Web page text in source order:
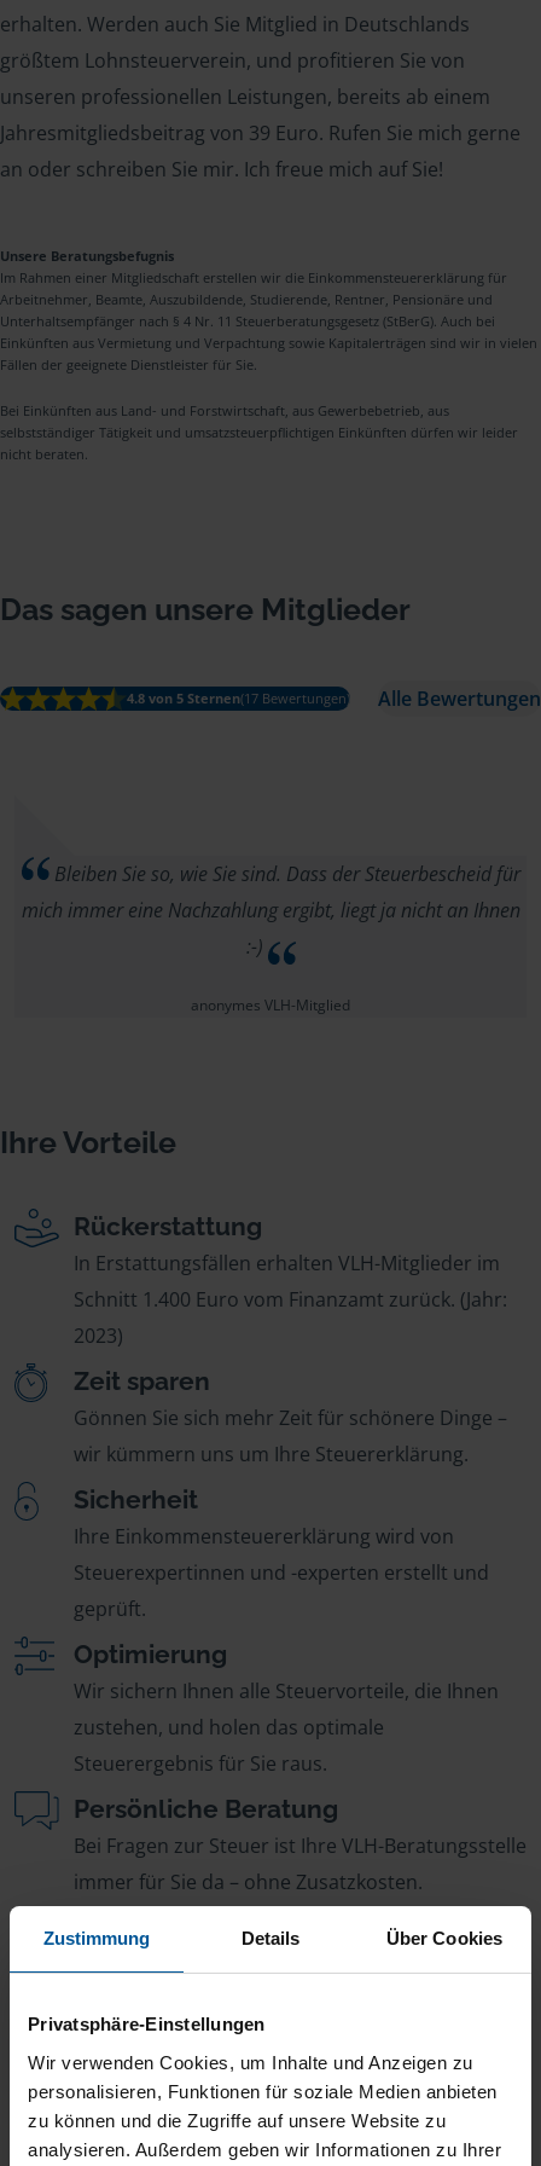
Zustimmung Details Über Cookies
Privatsphäre-Einstellungen
Wir verwenden Cookies, um Inhalte und Anzeigen zu
personalisieren, Funktionen für soziale Medien anbieten
zu können und die Zugriffe auf unsere Website zu
analysieren. Außerdem geben wir Informationen zu Ihrer
erhalten. Werden auch Sie Mitglied in Deutschlands
größtem Lohnsteuerverein, und profitieren Sie von
unseren professionellen Leistungen, bereits ab einem
Jahresmitgliedsbeitrag von 39 Euro. Rufen Sie mich gerne
an oder schreiben Sie mir. Ich freue mich auf Sie!
Unsere Beratungsbefugnis
Im Rahmen einer Mitgliedschaft erstellen wir die Einkommensteuererklärung für
Arbeitnehmer, Beamte, Auszubildende, Studierende, Rentner, Pensionäre und
Unterhaltsempfänger nach § 4 Nr. 11 Steuerberatungsgesetz (StBerG). Auch bei
Einkünften aus Vermietung und Verpachtung sowie Kapitalerträgen sind wir in vielen
Fällen der geeignete Dienstleister für Sie.
Bei Einkünften aus Land- und Forstwirtschaft, aus Gewerbebetrieb, aus
selbstständiger Tätigkeit und umsatzsteuerpflichtigen Einkünften dürfen wir leider
nicht beraten.
Das sagen unsere Mitglieder
4.8 von 5 Sternen(17 Bewertungen) Alle Bewertungen
Bleiben Sie so, wie Sie sind. Dass der Steuerbescheid für
mich immer eine Nachzahlung ergibt, liegt ja nicht an Ihnen
:-)
anonymes VLH-Mitglied
Ihre Vorteile
Rückerstattung
In Erstattungsfällen erhalten VLH-Mitglieder im
Schnitt 1.400 Euro vom Finanzamt zurück. (Jahr:
2023)
Zeit sparen
Gönnen Sie sich mehr Zeit für schönere Dinge –
wir kümmern uns um Ihre Steuererklärung.
Sicherheit
Ihre Einkommensteuererklärung wird von
Steuerexpertinnen und -experten erstellt und
geprüft.
Optimierung
Wir sichern Ihnen alle Steuervorteile, die Ihnen
zustehen, und holen das optimale
Steuerergebnis für Sie raus.
Persönliche Beratung
Bei Fragen zur Steuer ist Ihre VLH-Beratungsstelle
immer für Sie da – ohne Zusatzkosten.
Fairer Beitrag
Jahreseinnahmen richtet.